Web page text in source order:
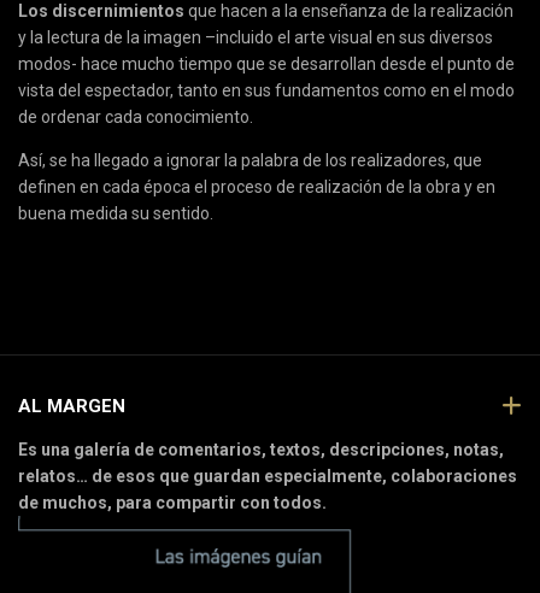
Los discernimientos que hacen a la enseñanza de la realización
y la lectura de la imagen –incluido el arte visual en sus diversos
modos- hace mucho tiempo que se desarrollan desde el punto de
vista del espectador, tanto en sus fundamentos como en el modo
de ordenar cada conocimiento.
Así, se ha llegado a ignorar la palabra de los realizadores, que
definen en cada época el proceso de realización de la obra y en
buena medida su sentido.
AL MARGEN
Es una galería de comentarios, textos, descripciones, notas,
relatos… de esos que guardan especialmente, colaboraciones
de muchos, para compartir con todos.